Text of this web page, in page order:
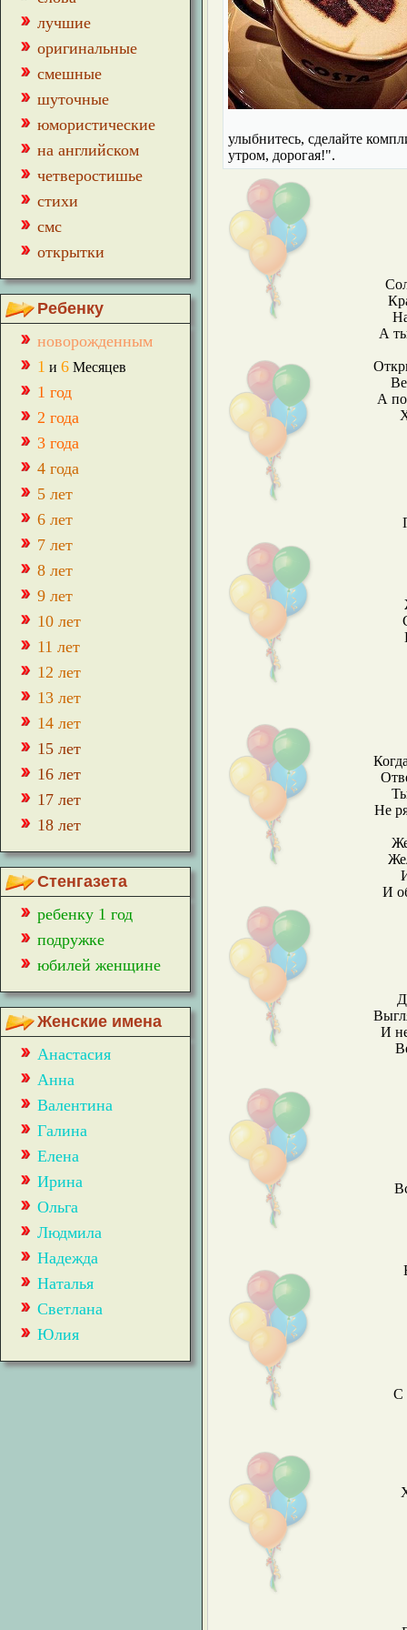
улыбнитесь, сделайте
утром, дорогая!".
А
А
Не
И
И
С
лучшие
оригинальные
смешные
шуточные
юмористические
на английском
четверостишье
стихи
смс
открытки
Ребенку
новорожденным
1 и 6 Месяцев
1 год
2 года
3 года
4 года
5 лет
6 лет
7 лет
8 лет
9 лет
10 лет
11 лет
12 лет
13 лет
14 лет
15 лет
16 лет
17 лет
18 лет
Стенгазета
ребенку 1 год
подружке
юбилей женщине
Женские имена
Анастасия
Анна
Валентина
Галина
Елена
Ирина
Ольга
Людмила
Надежда
Наталья
Светлана
Юлия